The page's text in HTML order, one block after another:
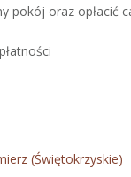
pokój oraz opłacić
(Świętokrzyskie)